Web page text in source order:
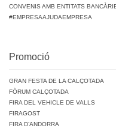
CONVENIS AMB ENTITATS
#EMPRESAAJUDAEMPRESA
Promoció
GRAN FESTA DE LA CALÇOTADA
FÒRUM CALÇOTADA
FIRA DEL VEHICLE DE VALLS
FIRAGOST
FIRA D’ANDORRA